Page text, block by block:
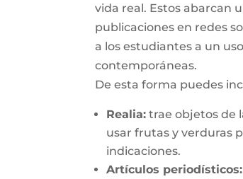
vida real. Estos abarcan
publicaciones en redes
a los estudiantes a un
contemporáneas.
De esta forma puedes
Realia: trae objetos de
usar frutas y verduras
indicaciones.
Artículos periodísticos: